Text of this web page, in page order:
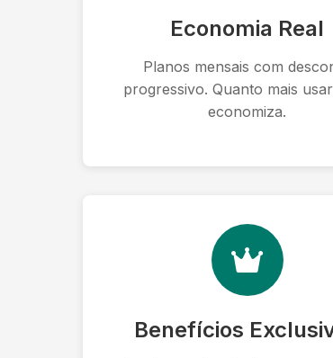
Economia Real
Planos mensais com
progressivo. Quanto mais
economiza.
Benefícios